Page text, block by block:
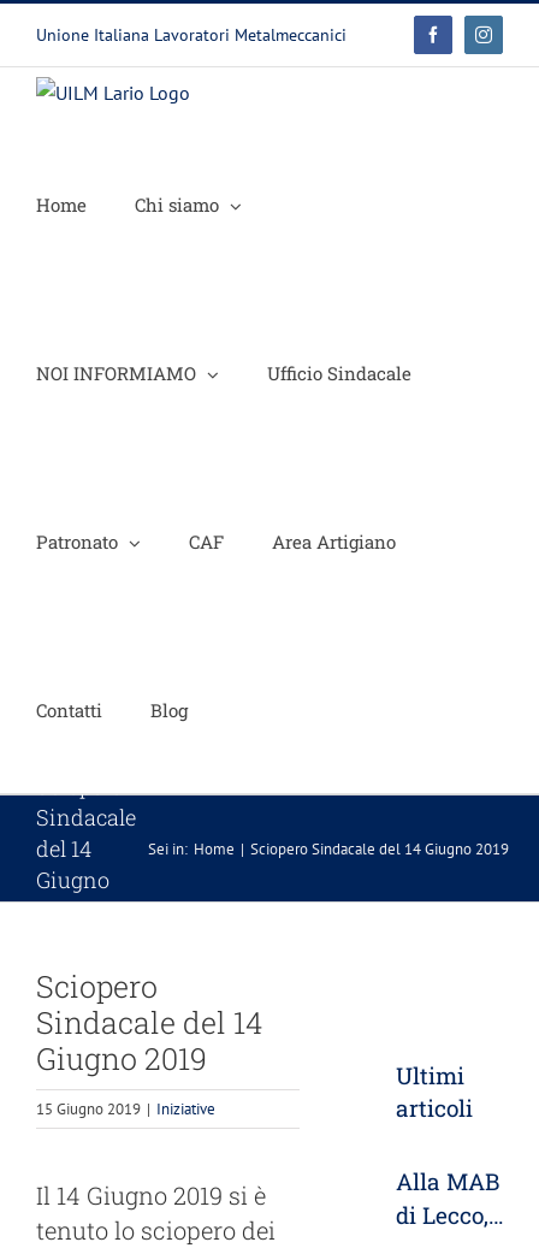
contenuto
Unione Italiana Lavoratori Metalmeccanici Facebook
Home Chi siamo
NOI INFORMIAMO Ufficio Sindacale
Patronato CAF Area Artigiano
Contatti Blog
Sciopero
Sindacale
del 14
Giugno
2019
Sei in: Home Sciopero Sindacale del 14 Giugno 2019
Sciopero
Sindacale del 14
Giugno 2019
15 Giugno 2019 | Iniziative
Il 14 Giugno 2019 si è
tenuto lo sciopero dei
Ultimi
articoli
Alla MAB
di Lecco,